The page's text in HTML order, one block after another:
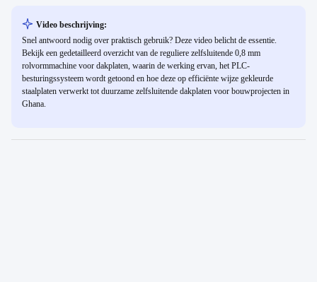
Video beschrijving:
Snel antwoord nodig over praktisch gebruik? Deze video belicht de essentie.
Bekijk een gedetailleerd overzicht van de reguliere zelfsluitende 0,8 mm
rolvormmachine voor dakplaten, waarin de werking ervan, het PLC-
besturingssysteem wordt getoond en hoe deze op efficiënte wijze gekleurde
staalplaten verwerkt tot duurzame zelfsluitende dakplaten voor bouwprojecten in
Ghana.